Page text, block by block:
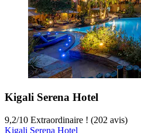
Kigali Serena Hotel
9,2/10 Extraordinaire ! (202 avis)
Kigali Serena Hotel